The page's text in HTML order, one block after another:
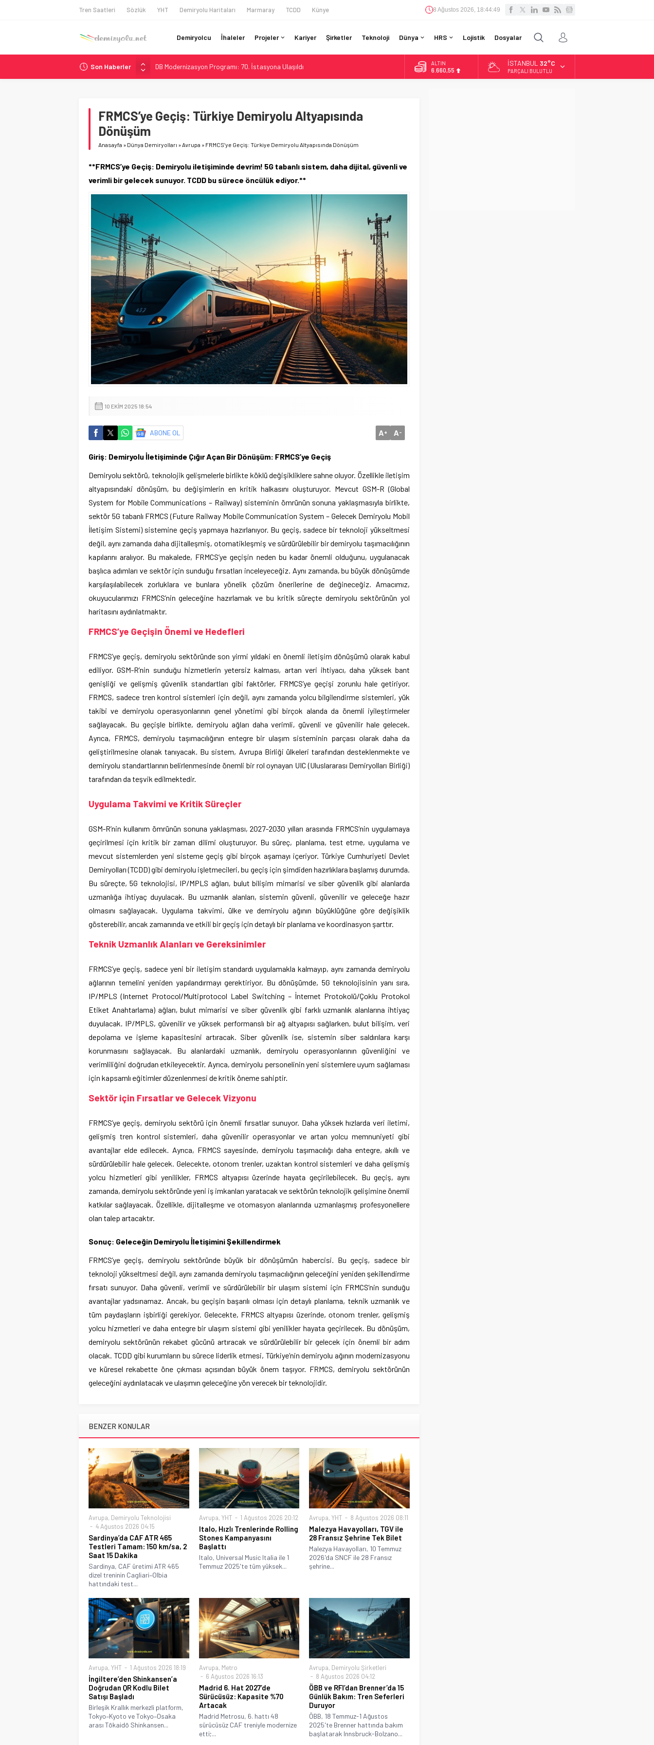
Tren Saatleri Sözlük YHT Demiryolu Haritaları Marmaray TCDD Künye 8 Ağustos 2026, 18:44:50
Demiryolcu İhaleler Projeler Kariyer Şirketler Teknoloji Dünya HRS Lojistik Dosyalar
Son Haberler
DB Modernizasyon Programı: 70. İstasyona Ulaşıldı
GB Railfreight İngiltere’de Lider, Class 99’lar 2026’da Yolda
Malezya Havayolları, TGV ile 28 Fransız Şehrine Tek Bilet
Ukrayna’da Yolcu Trenine İHA Saldırısı: Zamanında Tahliye Faciayı Önledi
ALTIN
6.660,55
İSTANBUL 32°C
PARÇALI BULUTLU
FRMCS’ye Geçiş: Türkiye Demiryolu Altyapısında
Dönüşüm
Anasayfa » Dünya Demiryolları »Avrupa » FRMCS’ye Geçiş: Türkiye Demiryolu Altyapısında Dönüşüm
**FRMCS’ye Geçiş: Demiryolu iletişiminde devrim! 5G tabanlı sistem, daha dijital, güvenli ve
verimli bir gelecek sunuyor. TCDD bu sürece öncülük ediyor.**
10 EKIM 2025 18:54
ABONE OL A+ A-
Giriş: Demiryolu İletişiminde Çığır Açan Bir Dönüşüm: FRMCS’ye Geçiş
Demiryolu sektörü, teknolojik gelişmelerle birlikte köklü değişikliklere sahne oluyor. Özellikle iletişim
altyapısındaki dönüşüm, bu değişimlerin en kritik halkasını oluşturuyor. Mevcut GSM-R (Global
System for Mobile Communications – Railway) sisteminin ömrünün sonuna yaklaşmasıyla birlikte,
sektör 5G tabanlı FRMCS (Future Railway Mobile Communication System – Gelecek Demiryolu Mobil
İletişim Sistemi) sistemine geçiş yapmaya hazırlanıyor. Bu geçiş, sadece bir teknoloji yükseltmesi
değil, aynı zamanda daha dijitalleşmiş, otomatikleşmiş ve sürdürülebilir bir demiryolu taşımacılığının
kapılarını aralıyor. Bu makalede, FRMCS’ye geçişin neden bu kadar önemli olduğunu, uygulanacak
başlıca adımları ve sektör için sunduğu fırsatları inceleyeceğiz. Aynı zamanda, bu büyük dönüşümde
karşılaşılabilecek zorluklara ve bunlara yönelik çözüm önerilerine de değineceğiz. Amacımız,
okuyucularımızı FRMCS’nin geleceğine hazırlamak ve bu kritik süreçte demiryolu sektörünün yol
haritasını aydınlatmaktır.
FRMCS’ye Geçişin Önemi ve Hedefleri
FRMCS’ye geçiş, demiryolu sektöründe son yirmi yıldaki en önemli iletişim dönüşümü olarak kabul
ediliyor. GSM-R’nin sunduğu hizmetlerin yetersiz kalması, artan veri ihtiyacı, daha yüksek bant
genişliği ve gelişmiş güvenlik standartları gibi faktörler, FRMCS’ye geçişi zorunlu hale getiriyor.
FRMCS, sadece tren kontrol sistemleri için değil, aynı zamanda yolcu bilgilendirme sistemleri, yük
takibi ve demiryolu operasyonlarının genel yönetimi gibi birçok alanda da önemli iyileştirmeler
sağlayacak. Bu geçişle birlikte, demiryolu ağları daha verimli, güvenli ve güvenilir hale gelecek.
Ayrıca, FRMCS, demiryolu taşımacılığının entegre bir ulaşım sisteminin parçası olarak daha da
geliştirilmesine olanak tanıyacak. Bu sistem, Avrupa Birliği ülkeleri tarafından desteklenmekte ve
demiryolu standartlarının belirlenmesinde önemli bir rol oynayan UIC (Uluslararası Demiryolları Birliği)
tarafından da teşvik edilmektedir.
Uygulama Takvimi ve Kritik Süreçler
GSM-R’nin kullanım ömrünün sonuna yaklaşması, 2027-2030 yılları arasında FRMCS’nin uygulamaya
geçirilmesi için kritik bir zaman dilimi oluşturuyor. Bu süreç, planlama, test etme, uygulama ve
mevcut sistemlerden yeni sisteme geçiş gibi birçok aşamayı içeriyor. Türkiye Cumhuriyeti Devlet
Demiryolları (TCDD) gibi demiryolu işletmecileri, bu geçiş için şimdiden hazırlıklara başlamış durumda.
Bu süreçte, 5G teknolojisi, IP/MPLS ağları, bulut bilişim mimarisi ve siber güvenlik gibi alanlarda
uzmanlığa ihtiyaç duyulacak. Bu uzmanlık alanları, sistemin güvenli, güvenilir ve geleceğe hazır
olmasını sağlayacak. Uygulama takvimi, ülke ve demiryolu ağının büyüklüğüne göre değişiklik
gösterebilir, ancak zamanında ve etkili bir geçiş için detaylı bir planlama ve koordinasyon şarttır.
Teknik Uzmanlık Alanları ve Gereksinimler
FRMCS’ye geçiş, sadece yeni bir iletişim standardı uygulamakla kalmayıp, aynı zamanda demiryolu
ağlarının temelini yeniden yapılandırmayı gerektiriyor. Bu dönüşümde, 5G teknolojisinin yanı sıra,
IP/MPLS (Internet Protocol/Multiprotocol Label Switching – İnternet Protokolü/Çoklu Protokol
Etiket Anahtarlama) ağları, bulut mimarisi ve siber güvenlik gibi farklı uzmanlık alanlarına ihtiyaç
duyulacak. IP/MPLS, güvenilir ve yüksek performanslı bir ağ altyapısı sağlarken, bulut bilişim, veri
depolama ve işleme kapasitesini artıracak. Siber güvenlik ise, sistemin siber saldırılara karşı
korunmasını sağlayacak. Bu alanlardaki uzmanlık, demiryolu operasyonlarının güvenliğini ve
verimliliğini doğrudan etkileyecektir. Ayrıca, demiryolu personelinin yeni sistemlere uyum sağlaması
için kapsamlı eğitimler düzenlenmesi de kritik öneme sahiptir.
Sektör için Fırsatlar ve Gelecek Vizyonu
FRMCS’ye geçiş, demiryolu sektörü için önemli fırsatlar sunuyor. Daha yüksek hızlarda veri iletimi,
gelişmiş tren kontrol sistemleri, daha güvenilir operasyonlar ve artan yolcu memnuniyeti gibi
avantajlar elde edilecek. Ayrıca, FRMCS sayesinde, demiryolu taşımacılığı daha entegre, akıllı ve
sürdürülebilir hale gelecek. Gelecekte, otonom trenler, uzaktan kontrol sistemleri ve daha gelişmiş
yolcu hizmetleri gibi yenilikler, FRMCS altyapısı üzerinde hayata geçirilebilecek. Bu geçiş, aynı
zamanda, demiryolu sektöründe yeni iş imkanları yaratacak ve sektörün teknolojik gelişimine önemli
katkılar sağlayacak. Özellikle, dijitalleşme ve otomasyon alanlarında uzmanlaşmış profesyonellere
olan talep artacaktır.
Sonuç: Geleceğin Demiryolu İletişimini Şekillendirmek
FRMCS’ye geçiş, demiryolu sektöründe büyük bir dönüşümün habercisi. Bu geçiş, sadece bir
teknoloji yükseltmesi değil, aynı zamanda demiryolu taşımacılığının geleceğini yeniden şekillendirme
fırsatı sunuyor. Daha güvenli, verimli ve sürdürülebilir bir ulaşım sistemi için FRMCS’nin sunduğu
avantajlar yadsınamaz. Ancak, bu geçişin başarılı olması için detaylı planlama, teknik uzmanlık ve
tüm paydaşların işbirliği gerekiyor. Gelecekte, FRMCS altyapısı üzerinde, otonom trenler, gelişmiş
yolcu hizmetleri ve daha entegre bir ulaşım sistemi gibi yenilikler hayata geçirilecek. Bu dönüşüm,
demiryolu sektörünün rekabet gücünü artıracak ve sürdürülebilir bir gelecek için önemli bir adım
olacak. TCDD gibi kurumların bu sürece liderlik etmesi, Türkiye’nin demiryolu ağının modernizasyonu
ve küresel rekabette öne çıkması açısından büyük önem taşıyor. FRMCS, demiryolu sektörünün
geleceğini aydınlatacak ve ulaşımın geleceğine yön verecek bir teknolojidir.
BENZER KONULAR
Avrupa, Demiryolu Teknolojisi
4 Ağustos 2026 04:15
Sardinya’da CAF ATR 465
Testleri Tamam: 150 km/sa, 2
Saat 15 Dakika
Sardinya, CAF üretimi ATR 465
dizel treninin Cagliari–Olbia
hattındaki test...
Avrupa, YHT 1 Ağustos 2026 20:12
Italo, Hızlı Trenlerinde Rolling
Stones Kampanyasını
Başlattı
Italo, Universal Music Italia ile 1
Temmuz 2025'te tüm yüksek...
Avrupa,YHT 8 Ağustos 2026 08:11
Malezya Havayolları, TGV ile
28 Fransız Şehrine Tek Bilet
Malezya Havayolları, 10 Temmuz
2026'da SNCF ile 28 Fransız
şehrine...
Avrupa, YHT 1 Ağustos 2026 18:19
İngiltere’den Shinkansen’a
Doğrudan QR Kodlu Bilet
Satışı Başladı
Birleşik Krallık merkezli platform,
Tokyo–Kyoto ve Tokyo–Osaka
arası Tōkaidō Shinkansen...
Avrupa, Metro
6 Ağustos 2026 16:13
Madrid 6. Hat 2027’de
Sürücüsüz: Kapasite %70
Artacak
Madrid Metrosu, 6. hattı 48
sürücüsüz CAF treniyle modernize
etti;...
Avrupa, Demiryolu Şirketleri
8 Ağustos 2026 04:12
ÖBB ve RFI’dan Brenner’da 15
Günlük Bakım: Tren Seferleri
Duruyor
ÖBB, 18 Temmuz-1 Ağustos
2025'te Brenner hattında bakım
başlatarak Innsbruck-Bolzano...